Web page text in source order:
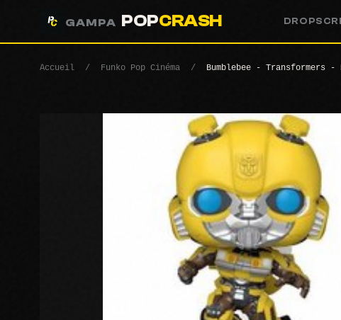
GAMPA POPCRASH DROPS
Accueil / Funko Pop Cinéma / Bumblebee -